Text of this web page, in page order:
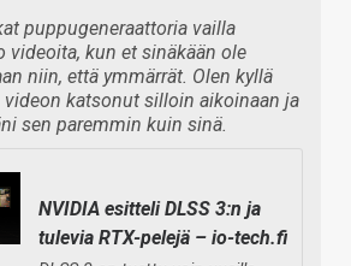
puppugeneraattoria vailla
videoita, kun et sinäkään ole
niin, että ymmärrät. Olen kyllä
katsonut silloin aikoinaan ja
sen paremmin kuin sinä.
NVIDIA esitteli DLSS 3:n ja
tulevia RTX-pelejä – io-tech.fi